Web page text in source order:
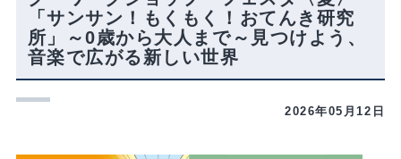
「サンサン！もくもく！おてんき研究
所」～0歳から大人まで～見つけよう、
音楽で広がる新しい世界
2026年05月12日